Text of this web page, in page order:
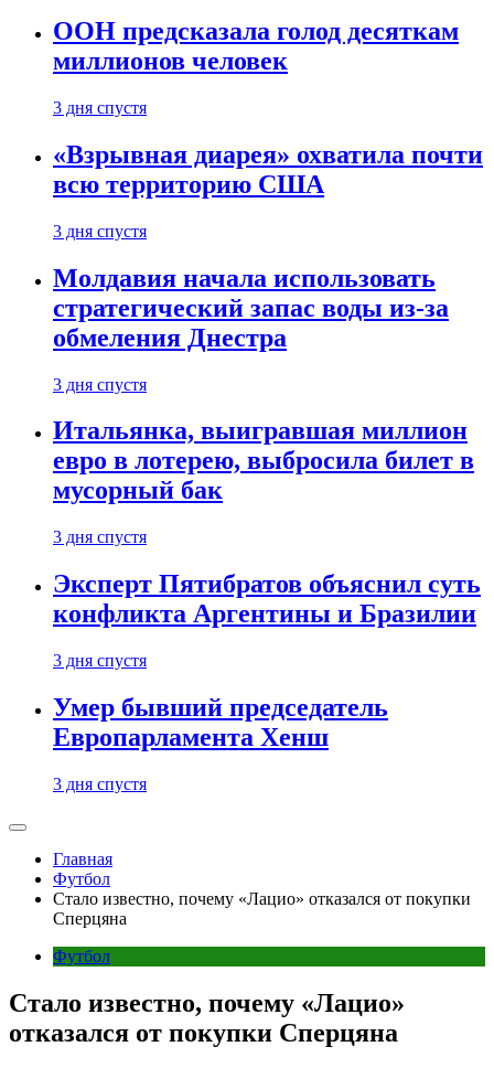
ООН предсказала голод десяткам
миллионов человек
3 дня спустя
«Взрывная диарея» охватила почти
всю территорию США
3 дня спустя
Молдавия начала использовать
стратегический запас воды из-за
обмеления Днестра
3 дня спустя
Итальянка, выигравшая миллион
евро в лотерею, выбросила билет в
мусорный бак
3 дня спустя
Эксперт Пятибратов объяснил суть
конфликта Аргентины и Бразилии
3 дня спустя
Умер бывший председатель
Европарламента Хенш
3 дня спустя
Главная
Футбол
Стало известно, почему «Лацио» отказался от покупки
Сперцяна
Футбол
Стало известно, почему «Лацио»
отказался от покупки Сперцяна